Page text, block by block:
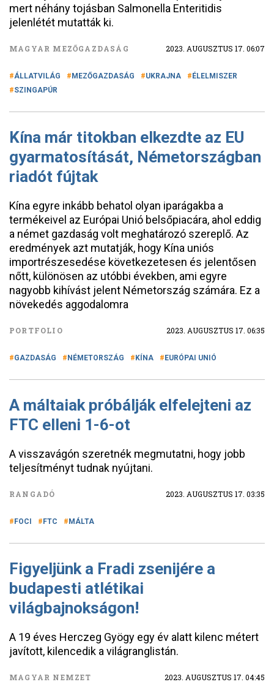
mert néhány tojásban Salmonella Enteritidis
jelenlétét mutatták ki.
MAGYAR MEZŐGAZDASÁG 2023. AUGUSZTUS 17. 06:07
ÁLLATVILÁG MEZŐGAZDASÁG UKRAJNA
ÉLELMISZER
SZINGAPÚR
Kína már titokban elkezdte az EU
gyarmatosítását, Németországban
riadót fújtak
Kína egyre inkább behatol olyan iparágakba a
termékeivel az Európai Unió belsőpiacára, ahol eddig
a német gazdaság volt meghatározó szereplő. Az
eredmények azt mutatják, hogy Kína uniós
importrészesedése következetesen és jelentősen
nőtt, különösen az utóbbi években, ami egyre
nagyobb kihívást jelent Németország számára. Ez a
növekedés aggodalomra
PORTFOLIO 2023. AUGUSZTUS 17. 06:35
GAZDASÁG NÉMETORSZÁG KÍNA EURÓPAI UNIÓ
A máltaiak próbálják elfelejteni az
FTC elleni 1-6-ot
A visszavágón szeretnék megmutatni, hogy jobb
teljesítményt tudnak nyújtani.
RANGADÓ 2023. AUGUSZTUS 17. 03:35
FOCI FTC MÁLTA
Figyeljünk a Fradi zsenijére a
budapesti atlétikai
világbajnokságon!
A 19 éves Herczeg Gyögy egy év alatt kilenc métert
javított, kilencedik a világranglistán.
MAGYAR NEMZET 2023. AUGUSZTUS 17. 04:45